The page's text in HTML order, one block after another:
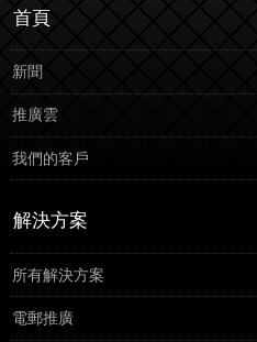
首頁
新聞
推廣雲
我們的客戶
解決方案
所有解決方案
電郵推廣